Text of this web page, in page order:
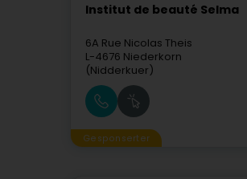
Institut de beauté Selma
6A Rue Nicolas Theis
L-4676 Niederkorn
(Nidderkuer)
Gesponserter